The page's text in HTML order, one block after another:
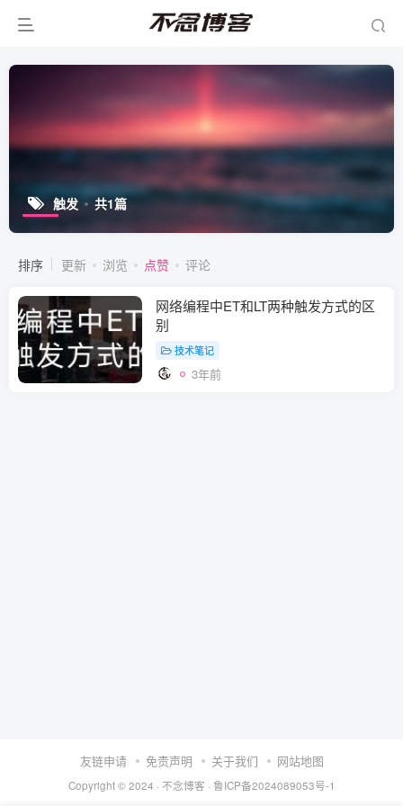
触发 共1篇
排序 更新 浏览 点赞 评论
网络编程中ET和LT两种触发方式的区
别
技术笔记
3年前
友链申请 免责声明 关于我们 网站地图
Copyright © 2024 · 不念博客 · 鲁ICP备2024089053号-1